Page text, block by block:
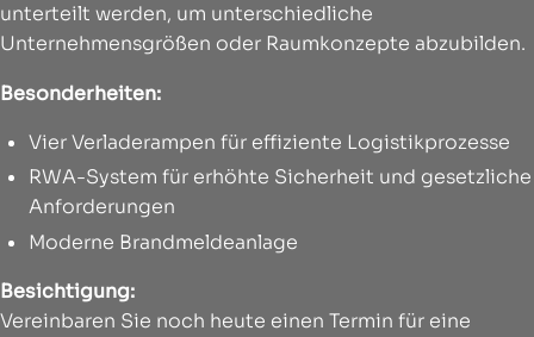
unterteilt werden, um unterschiedliche
Unternehmensgrößen oder Raumkonzepte abzubilden.
Besonderheiten:
Vier Verladerampen für effiziente Logistikprozesse
RWA-System für erhöhte Sicherheit und gesetzliche
Anforderungen
Moderne Brandmeldeanlage
Besichtigung:
Vereinbaren Sie noch heute einen Termin für eine